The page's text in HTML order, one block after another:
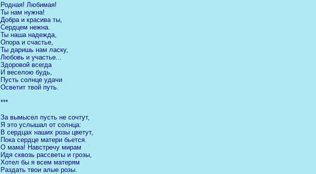
Родная! Любимая!
Ты нам нужна!
Добра и красива ты,
Сердцем нежна.
Ты наша надежда,
Опора и счастье,
Ты даришь нам ласку,
Любовь и участье...
Здоровой всегда
И веселою будь,
Пусть солнце удачи
Осветит твой путь.
***
За вымысел пусть не сочтут,
Я это услышал от солнца:
В сердцах наших розы цветут,
Пока сердце матери бьется.
О мама! Навстречу мирам
Идя сквозь рассветы и грозы,
Хотел бы я всем матерям
Раздать твои алые розы.